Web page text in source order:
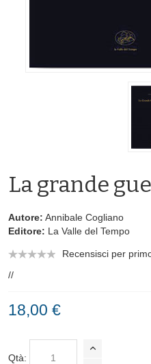
La grande
Autore: Annibale Cogliano
Editore: La Valle del Tempo
Recensisci per
//
18,00 €
Qtà: